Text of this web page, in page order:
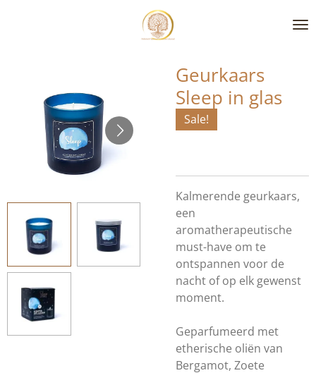
Geurkaars
Sleep in glas
Sale!
Kalmerende geurkaars,
een
aromatherapeutische
must-have om te
ontspannen voor de
nacht of op elk gewenst
moment.
Geparfumeerd met
etherische oliën van
Bergamot, Zoete